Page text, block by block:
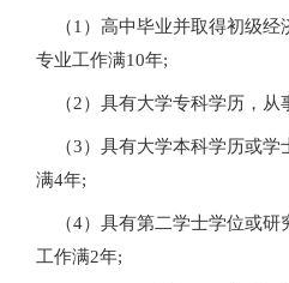
（1）高中毕业并取得初级经
专业工作满10年;
（2）具有大学专科学历，从
（3）具有大学本科学历或学
满4年;
（4）具有第二学士学位或研
工作满2年;